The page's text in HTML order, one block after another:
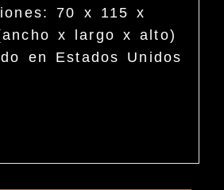
70 x 115 x
x largo x alto)
en Estados Unidos